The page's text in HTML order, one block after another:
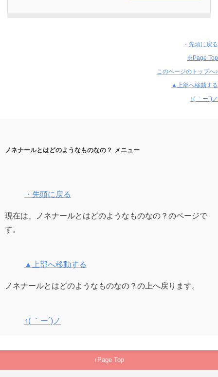
・先頭に戻る
※Page Top
このページのトップへ♪
▲上部へ移動する
↑( ｀ー´)ノ
ノネナールとはどのようなものなの？ メニュー
・先頭に戻る
現在は、ノネナールとはどのようなものなの？のページで
す。
▲上部へ移動する
ノネナールとはどのようなものなの？の上へ戻ります。
↑( ｀ー´)ノ
Page Top